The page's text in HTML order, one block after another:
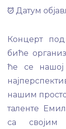
Датум
Концерт
биће
ће се нашој
нашим
таленте
са својим